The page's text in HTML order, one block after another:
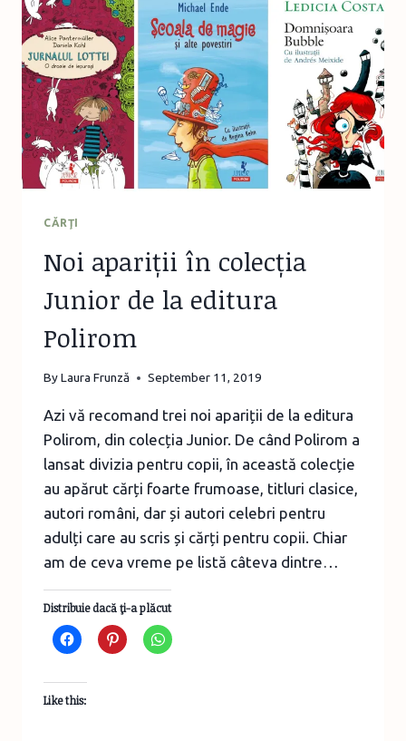
VOICE
ORGANIZEAZĂ
BALUL
BUCURIEI
CĂRŢI
Noi apariții în colecția
Junior de la editura
Polirom
ByLaura Frunză September 11, 2019
Azi vă recomand trei noi apariții de la editura
Polirom, din colecția Junior. De când Polirom a
lansat divizia pentru copii, în această colecție
au apărut cărți foarte frumoase, titluri clasice,
autori români, dar și autori celebri pentru
adulți care au scris și cărți pentru copii. Chiar
am de ceva vreme pe listă câteva dintre…
Distribuie dacă ţi-a plăcut
Like this: